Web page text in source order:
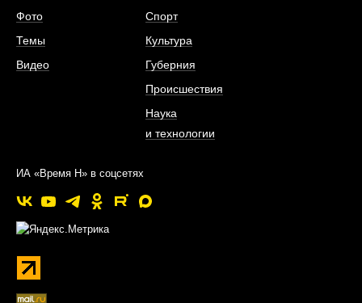
Фото
Темы
Видео
Спорт
Культура
Губерния
Происшествия
Наука
и технологии
ИА «Время Н» в соцсетях